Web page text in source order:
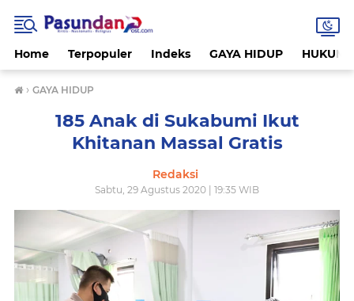
Home Terpopuler Indeks GAYA HIDUP HUKUM
› GAYA HIDUP
185 Anak di Sukabumi Ikut
Khitanan Massal Gratis
Redaksi
Sabtu, 29 Agustus 2020 | 19:35 WIB